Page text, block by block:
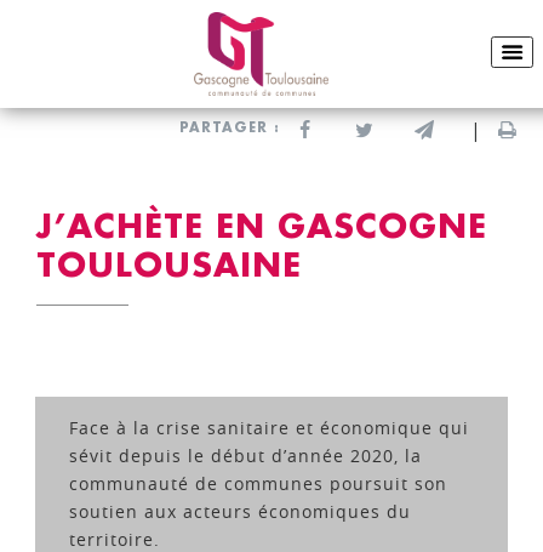
ENTREPRENDRE & S’IMPLANTER
DES OUTILS ÉCONOMIQUES
J’ACHÈTE EN GASCOGNE TOULOUSAINE
PARTAGER : Partager sur Facebook
Partager sur Twitter
Envoyer par
J’ACHÈTE EN GASCOGNE
TOULOUSAINE
Face à la crise sanitaire et économique qui
sévit depuis le début d’année 2020, la
communauté de communes poursuit son
soutien aux acteurs économiques du
territoire.